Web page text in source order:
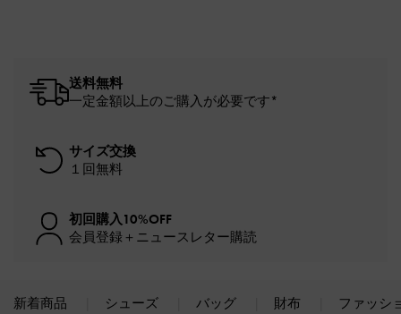
送料無料
一定金額以上のご購入が必要です*
サイズ交換
１回無料
初回購入10%OFF
会員登録＋ニュースレター購読
新着商品 シューズ バッグ 財布 ファッシ